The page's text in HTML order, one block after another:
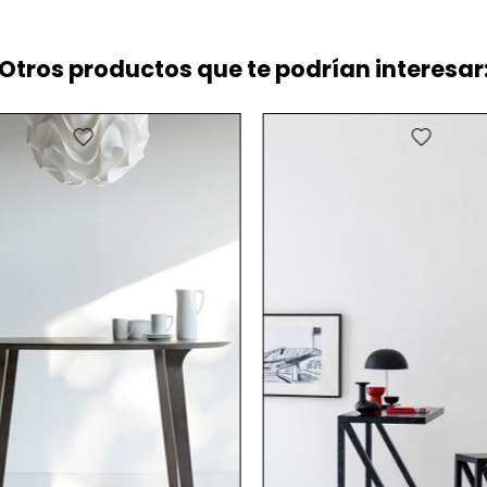
Otros productos que te podrían
favorite favorite